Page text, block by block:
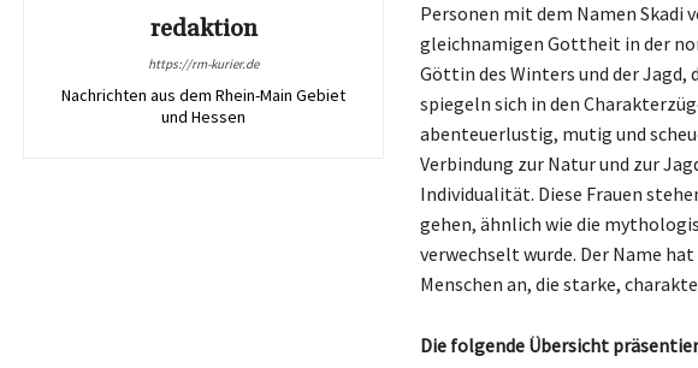
redaktion
https://rm-kurier.de
Nachrichten aus dem Rhein-Main Gebiet
und Hessen
Personen mit dem Namen Skadi
gleichnamigen Gottheit in der
Göttin des Winters und der Jagd,
spiegeln sich in den
abenteuerlustig, mutig und
Verbindung zur Natur und zur
Individualität. Diese Frauen
gehen, ähnlich wie die
verwechselt wurde. Der Name
Menschen an, die starke,
Die folgende Übersicht